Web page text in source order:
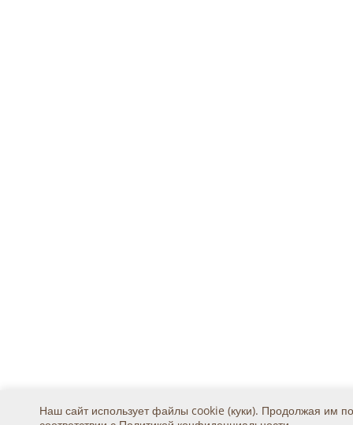
Наш сайт использует файлы cookie (куки). Продолжая им